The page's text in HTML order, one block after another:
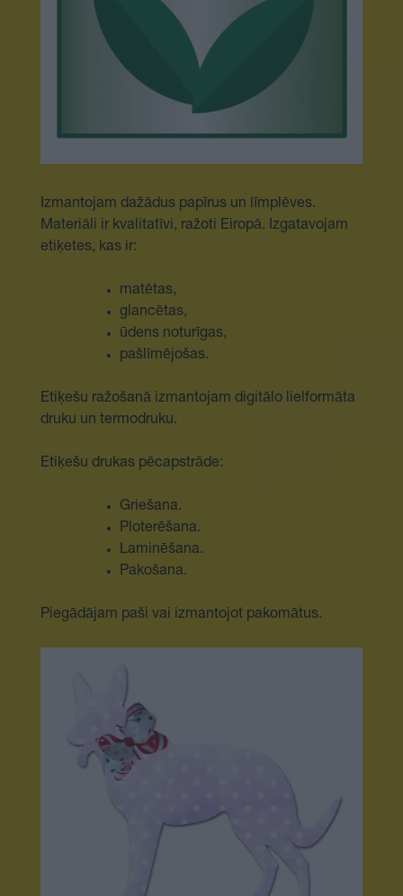
Izmantojam dažādus papīrus un līmplēves.
Materiāli ir kvalitatīvi, ražoti Eiropā. Izgatavojam
etiķetes, kas ir:
matētas,
glancētas,
ūdens noturīgas,
pašlīmējošas.
Etiķešu ražošanā izmantojam digitālo lielformāta
druku un termodruku.
Etiķešu drukas pēcapstrāde:
Griešana.
Ploterēšana.
Laminēšana.
Pakošana.
Piegādājam paši vai izmantojot pakomātus.